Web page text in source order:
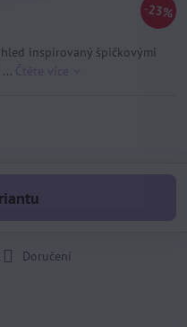
23%
inspirovaný špičkovými
Doručení